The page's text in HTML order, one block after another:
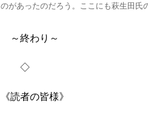
のがあったのだろう。ここにも萩生田
～終わり～
◇
《読者の皆様》